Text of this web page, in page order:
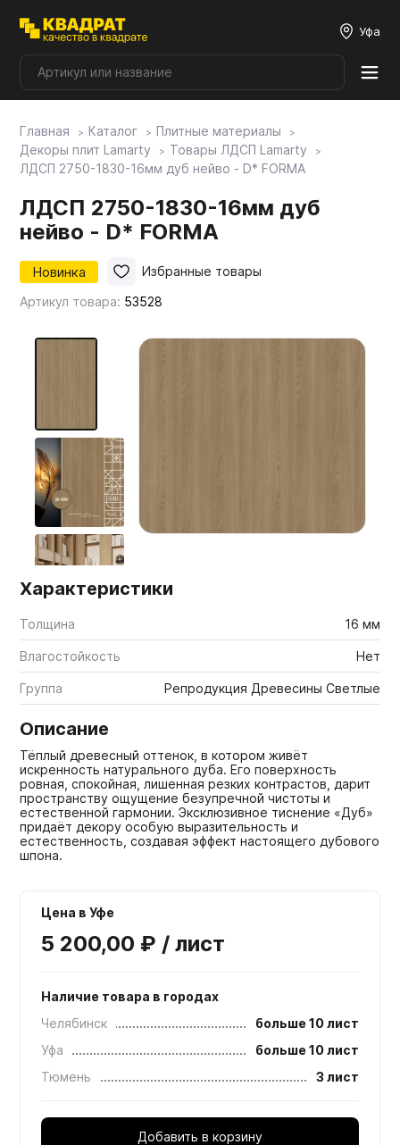
Уфа
Плитные материалы
Мой ЭГГЕР
Мебельные образцы, каталоги
Главная Каталог
Плитные материалы
Декоры плит Lamarty
Товары ЛДСП Lamarty
ЛДСП 2750-1830-16мм дуб нейво - D* FORMA
ЛДСП 2750-1830-16мм дуб
нейво - D* FORMA
Новинка
Артикул товара: 53528
Избранные товары
Характеристики
Толщина 16 мм
Влагостойкость Нет
Группа Репродукция Древесины Светлые
Описание
Тёплый древесный оттенок, в котором живёт
искренность натурального дуба. Его поверхность
ровная, спокойная, лишенная резких контрастов, дарит
пространству ощущение безупречной чистоты и
естественной гармонии. Эксклюзивное тиснение «Дуб»
придаёт декору особую выразительность и
естественность, создавая эффект настоящего дубового
шпона.
Цена в Уфе
5 200,00 ₽ / лист
Наличие товара в городах
Челябинск
больше 10 лист
Уфа
больше 10 лист
Тюмень
3 лист
Добавить в корзину